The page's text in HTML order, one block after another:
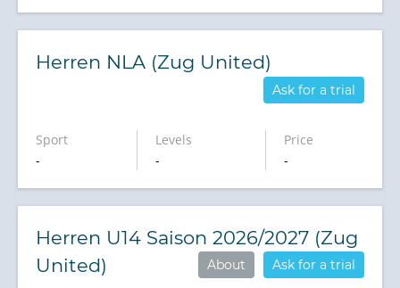
Herren NLA (Zug United)
Ask for a trial
Sport
-
Levels
-
Price
-
Herren U14 Saison 2026/2027 (Zug
United)
Ask for a trial
About